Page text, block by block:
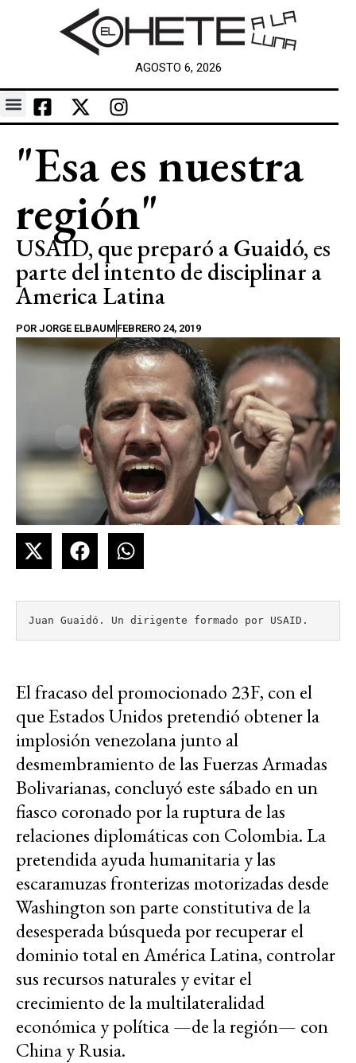
AGOSTO 6, 2026
"Esa es nuestra
región"
USAID, que preparó a Guaidó, es
parte del intento de disciplinar a
America Latina
POR JORGE ELBAUM FEBRERO 24, 2019
Juan Guaidó. Un dirigente formado por USAID.
El fracaso del promocionado 23F, con el
que Estados Unidos pretendió obtener la
implosión venezolana junto al
desmembramiento de las Fuerzas Armadas
Bolivarianas, concluyó este sábado en un
fiasco coronado por la ruptura de las
relaciones diplomáticas con Colombia. La
pretendida ayuda humanitaria y las
escaramuzas fronterizas motorizadas desde
Washington son parte constitutiva de la
desesperada búsqueda por recuperar el
dominio total en América Latina, controlar
sus recursos naturales y evitar el
crecimiento de la multilateralidad
económica y política —de la región— con
China y Rusia.